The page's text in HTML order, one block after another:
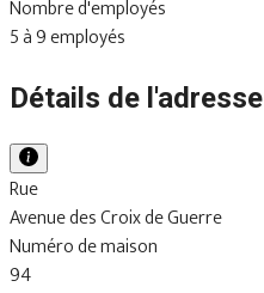
Nombre d'employés
5 à 9 employés
Détails de l'adresse
Rue
Avenue des Croix de Guerre
Numéro de maison
94